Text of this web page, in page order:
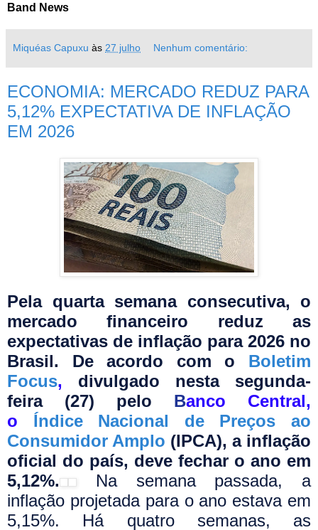
Band News
Miquéas Capuxu às 27 julho Nenhum comentário:
ECONOMIA: MERCADO REDUZ PARA
5,12% EXPECTATIVA DE INFLAÇÃO
EM 2026
Pela quarta semana consecutiva, o
mercado financeiro reduz as
expectativas de inflação para 2026 no
Brasil. De acordo com o Boletim
Focus, divulgado nesta segunda-
feira (27) pelo Banco Central,
o Índice Nacional de Preços ao
Consumidor Amplo (IPCA), a inflação
oficial do país, deve fechar o ano em
5,12%.
Na semana passada, a
inflação projetada para o ano estava em
5,15%. Há quatro semanas, as